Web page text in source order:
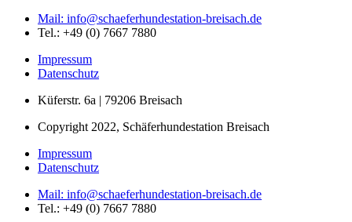
Mail: info@schaeferhundestation-breisach.de
Tel.: +49 (0) 7667 7880
Impressum
Datenschutz
Küferstr. 6a | 79206 Breisach
Copyright 2022, Schäferhundestation Breisach
Impressum
Datenschutz
Mail: info@schaeferhundestation-breisach.de
Tel.: +49 (0) 7667 7880